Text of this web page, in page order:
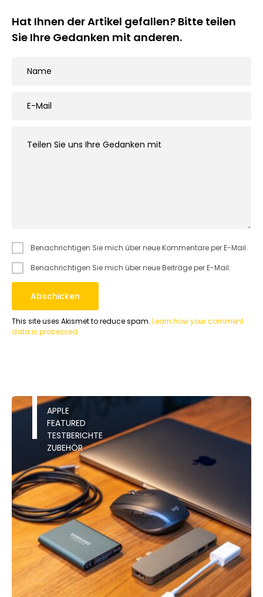
Hat Ihnen der Artikel gefallen? Bitte teilen
Sie Ihre Gedanken mit anderen.
Benachrichtigen Sie mich über neue Kommentare per E-Mail.
Benachrichtigen Sie mich über neue Beiträge per E-Mail.
This site uses Akismet to reduce spam. Learn how your comment
data is processed.
APPLE
FEATURED
TESTBERICHTE
ZUBEHÖR